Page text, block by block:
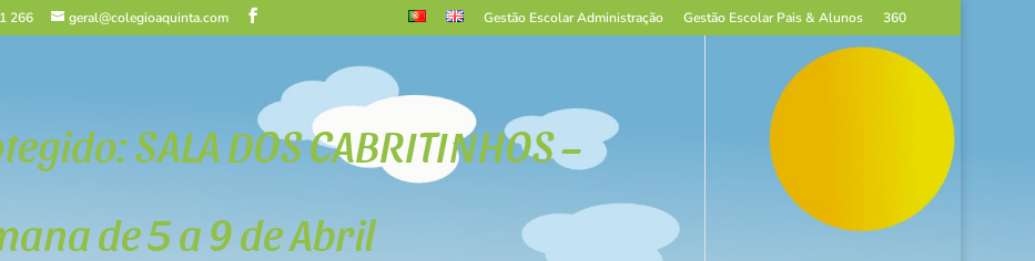
266 geral@colegioaquinta.com Gestão Escolar Administração Gestão Escolar Pais & Alunos 360
SALA DOS CABRITINHOS –
de 5 a 9 de Abril